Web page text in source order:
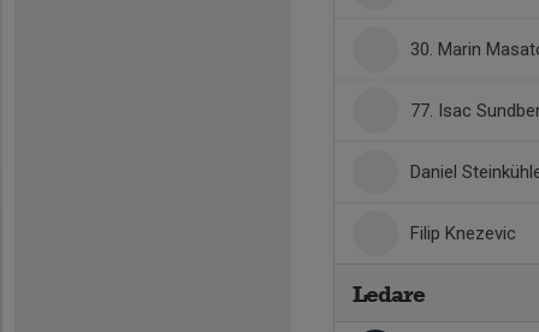
30. Marin
77. Isac
Daniel
Filip Knezevic
Ledare